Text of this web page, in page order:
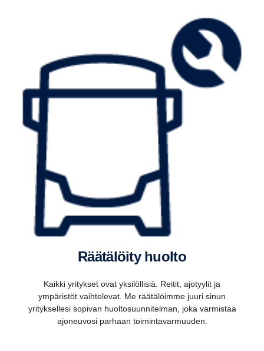
Räätä­löity huolto
Kaikki yritykset ovat yksilöllisiä. Reitit, ajotyylit ja
ympäristöt vaihtelevat. Me räätälöimme juuri sinun
yrityksellesi sopivan huoltosuunnitelman, joka varmistaa
ajoneuvosi parhaan toimintavarmuuden.